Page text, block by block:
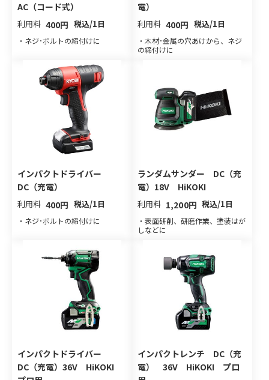
AC（コード式）
利用料 400円 税込/1日
・ネジ･ボルトの締付けに
電）
利用料 400円 税込/1日
・木材･金属の穴あけから、ネジ
の締付けに
インパクトドライバー
DC（充電）
利用料 400円 税込/1日
・ネジ･ボルトの締付けに
ランダムサンダー DC（充
電）18V HiKOKI
利用料 1,200円 税込/1日
・表面研削、研磨作業、塗装はが
しなどに
インパクトドライバー
DC（充電）36V HiKOKI
インパクトレンチ DC（充
電） 36V HiKOKI プロ